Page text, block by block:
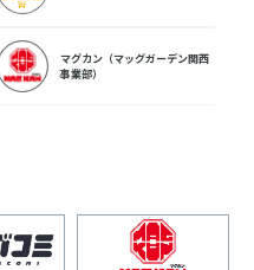
マグカン（マッグガーデン関西
事業部）